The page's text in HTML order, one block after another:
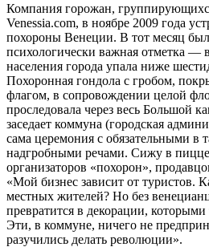
Компания горожан,
Venessia.com, в ноябре 2009 года
похороны Венеции. В тот месяц
психологически важная отметка —
населения города упала ниже
Похоронная гондола с гробом,
флагом, в сопровождении целой
проследовала через весь Большой
заседает коммуна (городская
сама церемония с обязательными в
надгробными речами. Сижу в
организаторов «похорон»,
«Мой бизнес зависит от туристов.
местных жителей? Но без
превратится в декорации,
Эти, в коммуне, ничего не
разучились делать революции».